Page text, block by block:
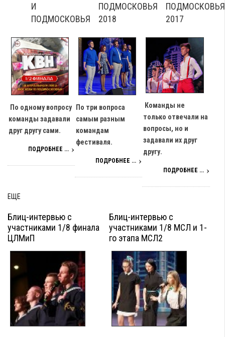
И
ПОДМОСКОВЬЯ
По одному вопросу
команды задавали
друг другу сами.
ПОДРОБНЕЕ ...
ПОДМОСКОВЬЯ
2018
По три вопроса
самым разным
командам
фестиваля.
ПОДРОБНЕЕ ...
ПОДМОСКОВЬЯ
2017
Команды не
только отвечали на
вопросы, но и
задавали их друг
другу.
ПОДРОБНЕЕ ...
ЕЩЕ
Блиц-интервью с
участниками 1/8 финала
ЦЛМиП
Блиц-интервью с
участниками 1/8 МСЛ и 1-
го этапа МСЛ2